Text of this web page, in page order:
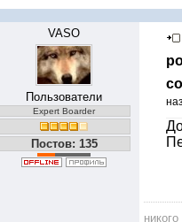
VASO
Пользователи
Expert Boarder
Постов: 135